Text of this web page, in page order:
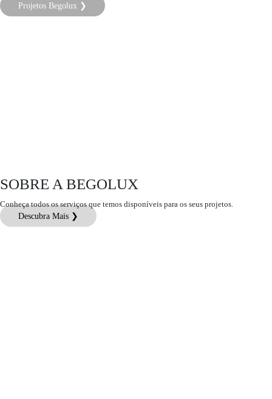
Projetos Begolux ❯
SOBRE A BEGOLUX
Conheça todos os serviços que temos disponíveis para os seus projetos.
Descubra Mais ❯